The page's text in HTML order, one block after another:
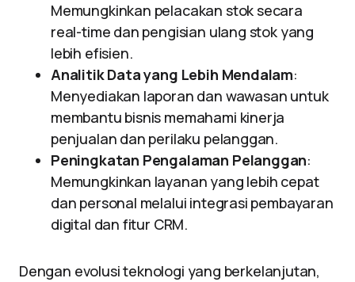
Memungkinkan pelacakan stok secara
real-time dan pengisian ulang stok yang
lebih efisien.
Analitik Data yang Lebih Mendalam:
Menyediakan laporan dan wawasan untuk
membantu bisnis memahami kinerja
penjualan dan perilaku pelanggan.
Peningkatan Pengalaman Pelanggan:
Memungkinkan layanan yang lebih cepat
dan personal melalui integrasi pembayaran
digital dan fitur CRM.
Dengan evolusi teknologi yang berkelanjutan,